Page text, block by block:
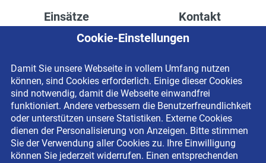
Einsätze
Höhenzugang für
Drainage verlegen
Fassadenreinigung
Terrasse anlegen
Ladenbau
Kontakt
Kontaktformular
Impressum
Datenschutzerklärung
Newsletter-Anmeldung
Cookie-Einstellungen
Damit Sie unsere Webseite in vollem Umfang nutzen
können, sind Cookies erforderlich. Einige dieser Cookies
sind notwendig, damit die Webseite einwandfrei
funktioniert. Andere verbessern die Benutzerfreundlichkeit
oder unterstützen unsere Statistiken. Externe Cookies
dienen der Personalisierung von Anzeigen. Bitte stimmen
Sie der Verwendung aller Cookies zu. Ihre Einwilligung
können Sie jederzeit widerrufen. Einen entsprechenden